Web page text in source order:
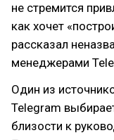
не стремится
как хочет
рассказал
менеджерами
Один из
Telegram
близости к